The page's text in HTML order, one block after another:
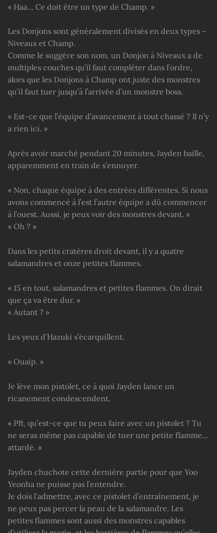
« Haa… Ce doit être un type de Champ. »
Les Donjons sont généralement divisés en deux types –
Niveaux et Champ.
Comme le suggère son nom, un Donjon à Niveaux a de
multiples couches qu’il faut compléter dans l’ordre,
alors que les Donjons à Champ ont juste des monstres
qu’il faut tuer jusqu’à l’arrivée d’un monstre boss.
« Est-ce que l’équipe d’avancement à tout chassé ? Il n’y
a rien ici. »
Après avoir marché pendant 20 minutes, Jayden baille,
apparemment en train de s’ennuyer.
« Non, chaque équipe à des entrées différentes. Si nous
avons commencé à l’est l’autre équipe a dû commencer
à l’ouest. Aussi, je peux voir des monstres devant. »
« Oh ? »
Dans les petits cratères droit devant, il y a quatre
salamandres et onze petites flammes.
« 15 en tout, salamandres et petites flammes. On dirait
que ça va être dur. »
« Autant ? »
Les yeux d’Hazuki s’écarquillent.
« Ouaip. »
Je lève mon pistolet, ce à quoi Jayden lance un
ricanement condescendent.
« Pft, qu’est-ce que tu peux faire avec un pistolet ? Tu
ne seras même pas capable de tuer une petite flamme…
attardé. »
Jayden chuchote cette dernière partie pour que Yoo
Yeonha ne puisse pas l’entendre.
Je dois l’admettre, avec ce pistolet d’entraînement, je
ne peux pas percer la peau de la salamandre. Les
petites flammes sont aussi des monstres capables